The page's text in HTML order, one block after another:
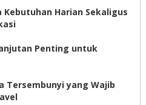
Harian Sekaligus
Penting untuk
Tersembunyi yang Wajib